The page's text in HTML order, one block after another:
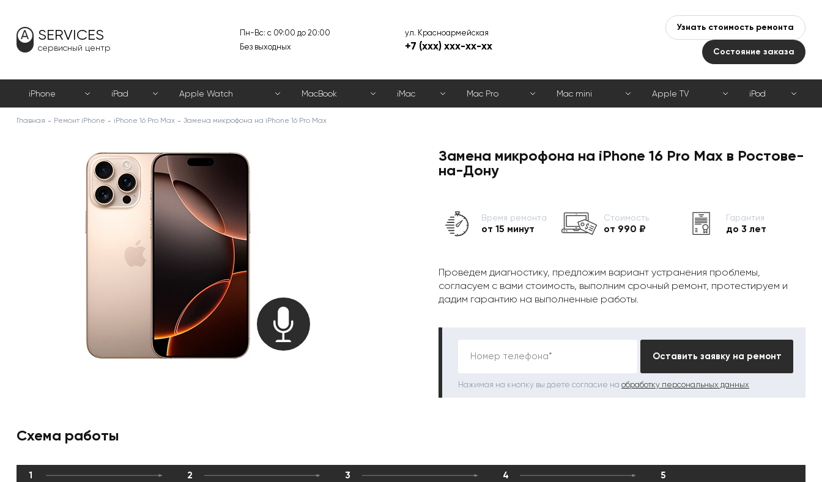
SERVICES
сервисный центр
Пн-Вс: с 09:00 до 20:00
Без выходных
ул. Красноармейская
+7 (xxx) xxx-xx-xx
Узнать стоимость ремонта
Состояние заказа
iPhone iPad Apple Watch MacBook iMac Mac Pro Mac mini Apple TV iPod
Главная Ремонт iPhone iPhone 16 Pro Max Замена микрофона на iPhone 16 Pro Max
Замена микрофона на iPhone 16 Pro Max в Ростове-
на-Дону
Время ремонта
от 15 минут
Стоимость
от 990 ₽
Гарантия
до 3 лет
Проведем диагностику, предложим вариант устранения проблемы,
согласуем с вами стоимость, выполним срочный ремонт, протестируем и
дадим гарантию на выполненные работы.
Номер телефона* Оставить заявку на ремонт
Нажимая на кнопку вы даете согласие на обработку персональных данных
Схема работы
1 2 3 4 5